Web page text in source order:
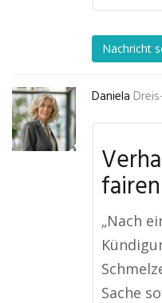
Nachricht
Daniela
„Nach
Sache